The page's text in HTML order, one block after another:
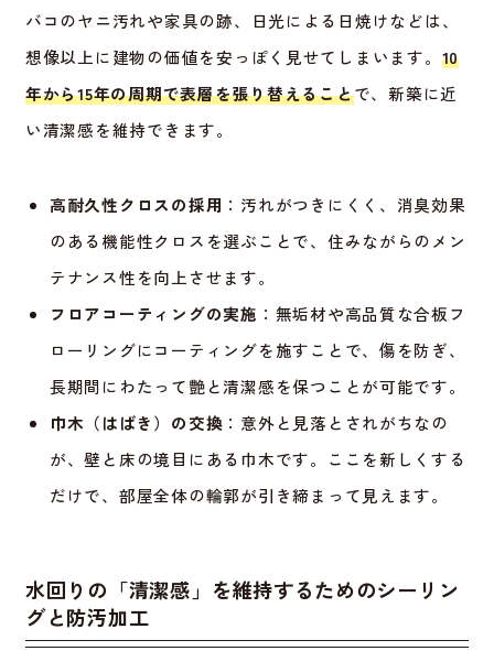
バコのヤニ汚れや家具の跡、日光による日焼けなどは、
想像以上に建物の価値を安っぽく見せてしまいます。 10
年から15年の周期で表層を張り替えることで、新築に近
い清潔感を維持できます。
高耐久性クロスの採用 ：汚れがつきにくく、消臭効果
のある機能性クロスを選ぶことで、住みながらのメン
テナンス性を向上させます。
フロアコーティングの実施 ：無垢材や高品質な合板フ
ローリングにコーティングを施すことで、傷を防ぎ、
長期間にわたって艶と清潔感を保つことが可能です。
巾木（はばき）の交換 ：意外と見落とされがちなの
が、壁と床の境目にある巾木です。ここを新しくする
だけで、部屋全体の輪郭が引き締まって見えます。
水回りの「清潔感」を維持するためのシーリン
グと防汚加工